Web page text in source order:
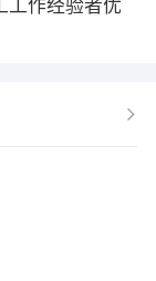
工作经验者优